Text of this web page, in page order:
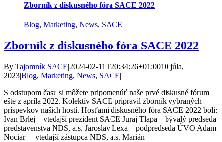
Zborník z diskusného fóra SACE 2022
Blog, Marketing, News, SACE
Zborník z diskusného fóra SACE 2022
By Tajomník SACE|2024-02-11T20:34:26+01:0010 júla,
2023|Blog, Marketing, News, SACE|
S odstupom času si môžete pripomenúť naše prvé diskusné fórum
ešte z apríla 2022. Kolektív SACE pripravil zborník vybraných
príspevkov našich hostí. Hosťami diskusného fóra SACE 2022 boli:
Ivan Brlej – vtedajší prezident SACE Juraj Tlapa – bývalý predseda
predstavenstva NDS, a.s. Jaroslav Lexa – podpredseda ÚVO Adam
Nociar – vtedajší zástupca NDS, a.s. Marián